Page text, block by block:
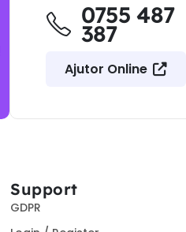
0755 487
387
Ajutor Online
Support
GDPR